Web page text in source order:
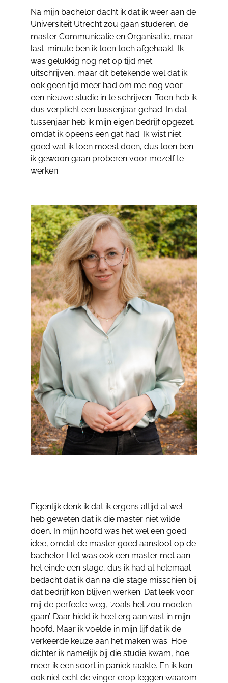
Na mijn bachelor dacht ik dat ik weer aan de
Universiteit Utrecht zou gaan studeren, de
master Communicatie en Organisatie, maar
last-minute ben ik toen toch afgehaakt. Ik
was gelukkig nog net op tijd met
uitschrijven, maar dit betekende wel dat ik
ook geen tijd meer had om me nog voor
een nieuwe studie in te schrijven. Toen heb ik
dus verplicht een tussenjaar gehad. In dat
tussenjaar heb ik mijn eigen bedrijf opgezet,
omdat ik opeens een gat had. Ik wist niet
goed wat ik toen moest doen, dus toen ben
ik gewoon gaan proberen voor mezelf te
werken.
Eigenlijk denk ik dat ik ergens altijd al wel
heb geweten dat ik die master niet wilde
doen. In mijn hoofd was het wel een goed
idee, omdat de master goed aansloot op de
bachelor. Het was ook een master met aan
het einde een stage, dus ik had al helemaal
bedacht dat ik dan na die stage misschien bij
dat bedrijf kon blijven werken. Dat leek voor
mij de perfecte weg, ‘zoals het zou moeten
gaan’. Daar hield ik heel erg aan vast in mijn
hoofd. Maar ik voelde in mijn lijf dat ik de
verkeerde keuze aan het maken was. Hoe
dichter ik namelijk bij die studie kwam, hoe
meer ik een soort in paniek raakte. En ik kon
ook niet echt de vinger erop leggen waarom